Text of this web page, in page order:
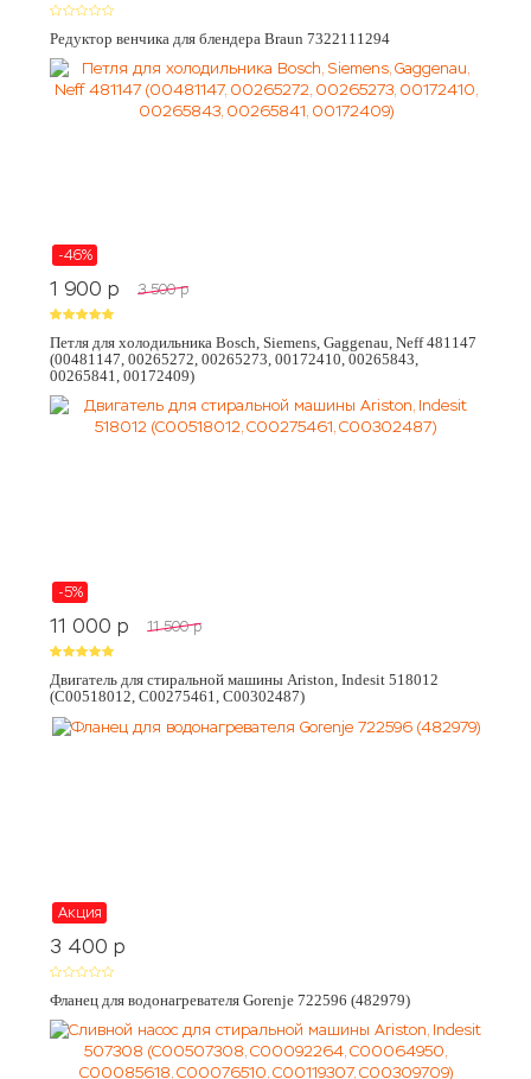
Редуктор венчика для блендера Braun 7322111294
-46%
1 900 p 3 500 p
Петля для холодильника Bosch, Siemens, Gaggenau, Neff 481147
(00481147, 00265272, 00265273, 00172410, 00265843,
00265841, 00172409)
-5%
11 000 p 11 500 p
Двигатель для стиральной машины Ariston, Indesit 518012
(C00518012, C00275461, C00302487)
Акция
3 400 p
Фланец для водонагревателя Gorenje 722596 (482979)